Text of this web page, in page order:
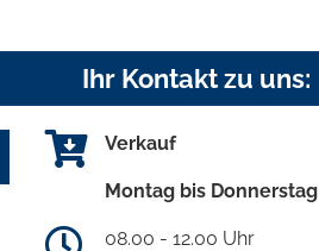
Ihr Kontakt zu uns:
Verkauf
Montag bis Donnerstag
08.00 - 12.00 Uhr